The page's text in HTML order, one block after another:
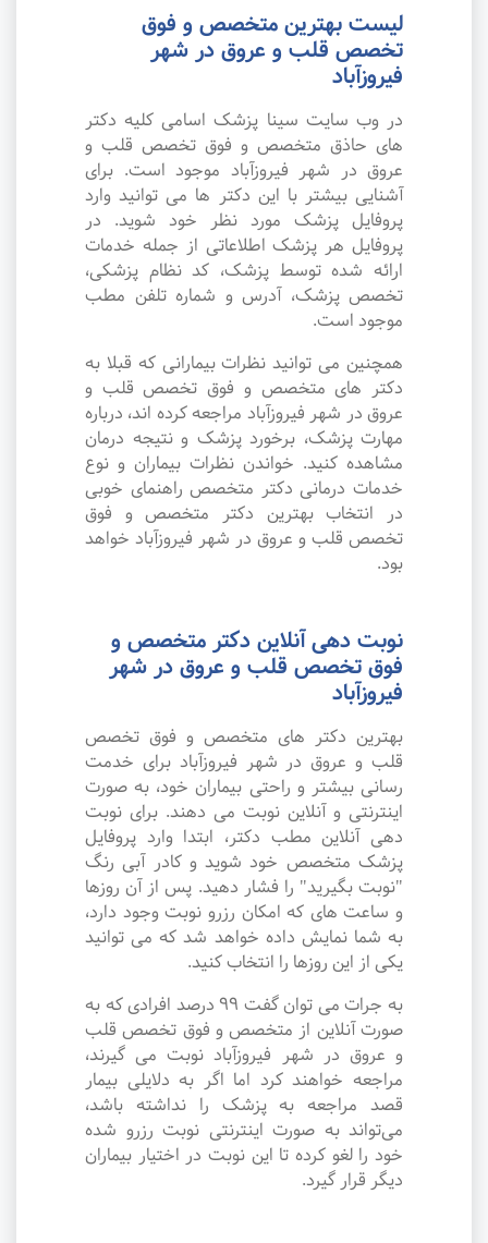
لیست بهترین متخصص و فوق
تخصص قلب و عروق در شهر
فیروزآباد
در وب سایت سینا پزشک اسامی کلیه دکتر
های حاذق متخصص و فوق تخصص قلب و
عروق در شهر فیروزآباد موجود است. برای
آشنایی بیشتر با این دکتر ها می توانید وارد
پروفایل پزشک مورد نظر خود شوید. در
پروفایل هر پزشک اطلاعاتی از جمله خدمات
ارائه شده توسط پزشک، کد نظام پزشکی،
تخصص پزشک، آدرس و شماره تلفن مطب
موجود است.
همچنین می توانید نظرات بیمارانی که قبلا به
دکتر های متخصص و فوق تخصص قلب و
عروق در شهر فیروزآباد مراجعه کرده اند، درباره
مهارت پزشک، برخورد پزشک و نتیجه درمان
مشاهده کنید. خواندن نظرات بیماران و نوع
خدمات درمانی دکتر متخصص راهنمای خوبی
در انتخاب بهترین دکتر متخصص و فوق
تخصص قلب و عروق در شهر فیروزآباد خواهد
بود.
نوبت دهی آنلاین دکتر متخصص و
فوق تخصص قلب و عروق در شهر
فیروزآباد
بهترین دکتر های متخصص و فوق تخصص
قلب و عروق در شهر فیروزآباد برای خدمت
رسانی بیشتر و راحتی بیماران خود، به صورت
اینترنتی و آنلاین نوبت می دهند. برای نوبت
دهی آنلاین مطب دکتر، ابتدا وارد پروفایل
پزشک متخصص خود شوید و کادر آبی رنگ
"نوبت بگیرید" را فشار دهید. پس از آن روزها
و ساعت های که امکان رزرو نوبت وجود دارد،
به شما نمایش داده خواهد شد که می توانید
یکی از این روزها را انتخاب کنید.
به جرات می‌ توان گفت ۹۹ درصد افرادی که به
صورت آنلاین از متخصص و فوق تخصص قلب
و عروق در شهر فیروزآباد نوبت می گیرند،
مراجعه خواهند کرد اما اگر به دلایلی بیمار
قصد مراجعه به پزشک را نداشته باشد،
می‌تواند به صورت اینترنتی نوبت رزرو شده
خود را لغو کرده تا این نوبت در اختیار بیماران
دیگر قرار گیرد.